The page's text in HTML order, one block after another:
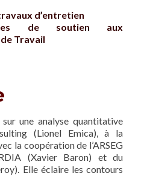
d’entretien
de soutien aux
Travail
sur une analyse quantitative
(Lionel Emica), à la
la coopération de l’ARSEG
(Xavier Baron) et du
Elle éclaire les contours